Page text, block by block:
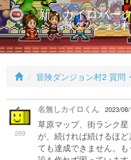
新・カイロパー
冒険ダンジョン
冒険ダンジョン村2 質問
269
名無しカイロくん 2023/
草原マップ、街ランク
が、続ければ続けるほ
ても達成できません。